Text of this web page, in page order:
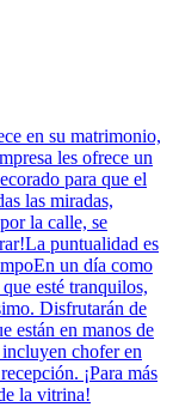
en su matrimonio,
les ofrece un
para que el
las miradas,
la calle, se
puntualidad es
un día como
esté tranquilos,
Disfrutarán de
están en manos de
chofer en
¡Para más
la vitrina!